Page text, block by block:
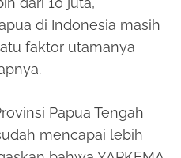
di Indonesia masih
faktor utamanya
Papua Tengah
mencapai lebih